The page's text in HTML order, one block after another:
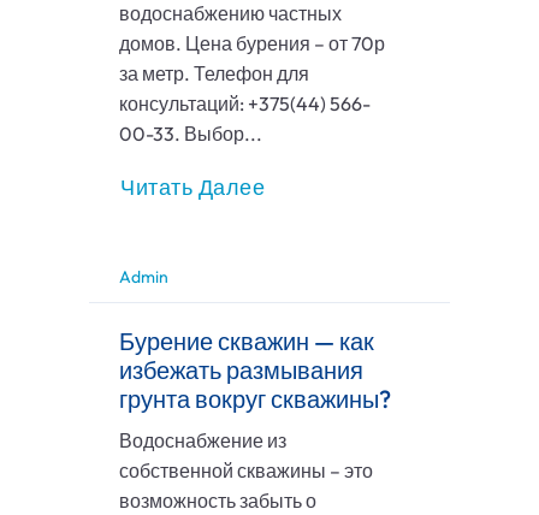
водоснабжению частных
домов. Цена бурения – от 70р
за метр. Телефон для
консультаций: +375(44) 566-
00-33. Выбор...
Читать Далее
Admin
Бурение скважин — как
избежать размывания
грунта вокруг скважины?
Водоснабжение из
собственной скважины – это
возможность забыть о